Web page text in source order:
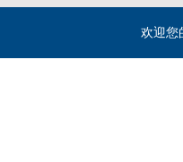
欢迎您